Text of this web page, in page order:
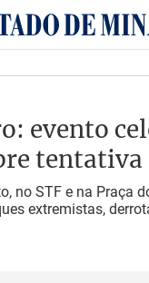
evento
tentativa
no STF e na Praça
extremistas,